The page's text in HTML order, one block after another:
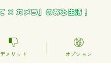
デメリット オプション